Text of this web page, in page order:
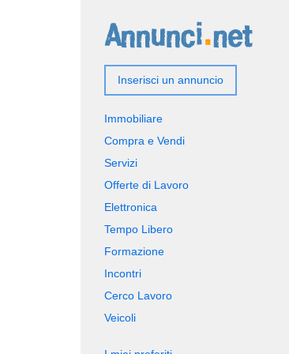
Inserisci un annuncio
Immobiliare
Compra e Vendi
Servizi
Offerte di Lavoro
Elettronica
Tempo Libero
Formazione
Incontri
Cerco Lavoro
Veicoli